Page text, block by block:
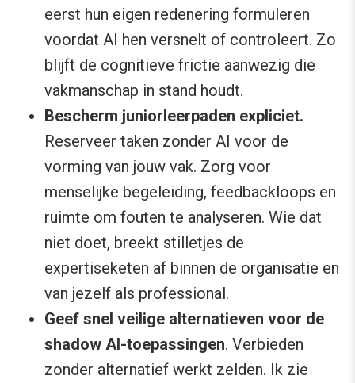
eerst hun eigen redenering formuleren
voordat AI hen versnelt of controleert. Zo
blijft de cognitieve frictie aanwezig die
vakmanschap in stand houdt.
Bescherm juniorleerpaden expliciet.
Reserveer taken zonder AI voor de
vorming van jouw vak. Zorg voor
menselijke begeleiding, feedbackloops en
ruimte om fouten te analyseren. Wie dat
niet doet, breekt stilletjes de
expertiseketen af binnen de organisatie en
van jezelf als professional.
Geef snel veilige alternatieven voor de
shadow AI-toepassingen. Verbieden
zonder alternatief werkt zelden. Ik zie